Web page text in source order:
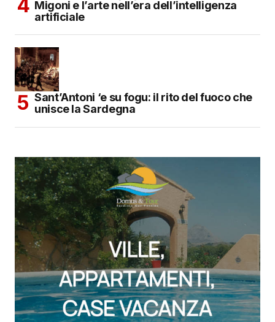
Migoni e l’arte nell’era dell’intelligenza
artificiale
Sant’Antoni ‘e su fogu: il rito del fuoco che
unisce la Sardegna